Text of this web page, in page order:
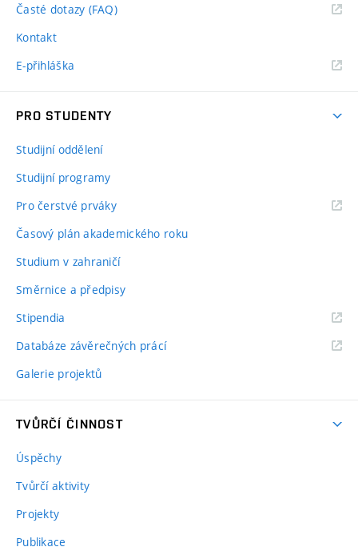
Časté dotazy (FAQ)
Kontakt
E-přihláška
PRO STUDENTY
Studijní oddělení
Studijní programy
Pro čerstvé prváky
Časový plán akademického roku
Studium v zahraničí
Směrnice a předpisy
Stipendia
Databáze závěrečných prácí
Galerie projektů
TVŮRČÍ ČINNOST
Úspěchy
Tvůrčí aktivity
Projekty
Publikace